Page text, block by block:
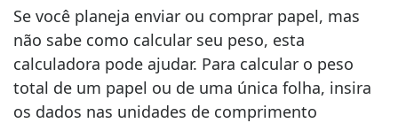
Se você planeja enviar ou comprar papel, mas
não sabe como calcular seu peso, esta
calculadora pode ajudar. Para calcular o peso
total de um papel ou de uma única folha, insira
os dados nas unidades de comprimento